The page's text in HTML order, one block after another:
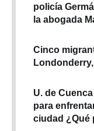
policía
la abogada
Cinco
U. de
para
ciudad ¿Qué